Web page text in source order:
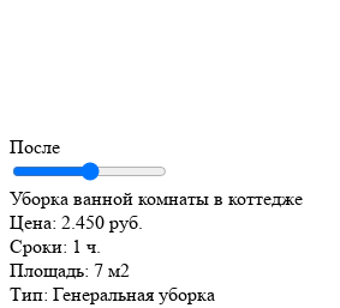
После
Уборка ванной комнаты в коттедже
Цена: 2.450 руб.
Сроки: 1 ч.
Площадь: 7 м2
Тип: Генеральная уборка